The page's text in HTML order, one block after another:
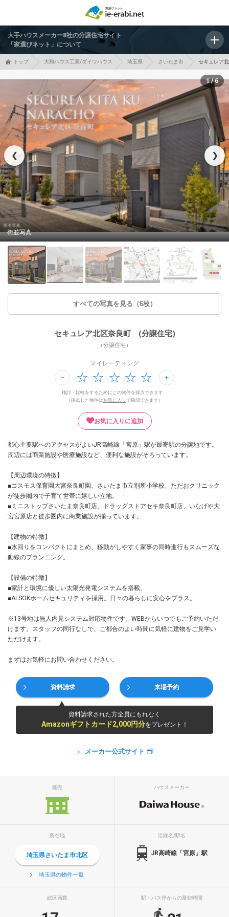
大手ハウスメーカー8社の分譲住宅サイト
「家選びネット」について
トップ 大和ハウス工業/ダイワハウス 埼玉県 さいたま市 セキュレア
❮
街並写真
❯
1 / 6
すべての写真を見る（6枚）
セキュレア北区奈良町 (分譲住宅)
（分譲住宅）
マイレーティング
検討・比較をするためにこの物件を採点できます。
（採点した物件は お気に入り で確認できます）
お気に入りに追加
都心主要駅へのアクセスがよいJR高崎線「宮原」駅が最寄駅の分譲地です。
周辺には商業施設や医療施設など、便利な施設がそろっています。
【周辺環境の特徴】
■コスモス保育園大宮奈良町園、さいたま市立別所小学校、ただおクリニック
が徒歩圏内で子育て世帯に嬉しい立地。
■ミニストップさいたま奈良町店、ドラッグストアセキ奈良町店、いなげや大
宮宮原店と徒歩圏内に商業施設が揃っています。
【建物の特徴】
■水回りをコンパクトにまとめ、移動がしやすく家事の同時進行もスムーズな
動線のプランニング。
【設備の特徴】
■家計と環境に優しい太陽光発電システムを搭載。
■ALSOKホームセキュリティを採用。日々の暮らしに安心をプラス。
※13号地は無人内見システム対応物件です。WEBからいつでもご予約いただ
けます。スタッフの同行なしで、ご都合のよい時間に気軽に建物をご見学い
ただけます。
まずはお気軽にお問い合わせください。
資料請求 来場予約
資料請求された方全員にもれなく
Amazonギフトカード2,000円分をプレゼント！
メーカー公式サイト
建売 ハウスメーカー
所在地
埼玉県さいたま市北区
埼玉県の物件一覧
沿線名/駅名
JR高崎線「宮原」駅
総区画数 駅・バス停からの最短時間